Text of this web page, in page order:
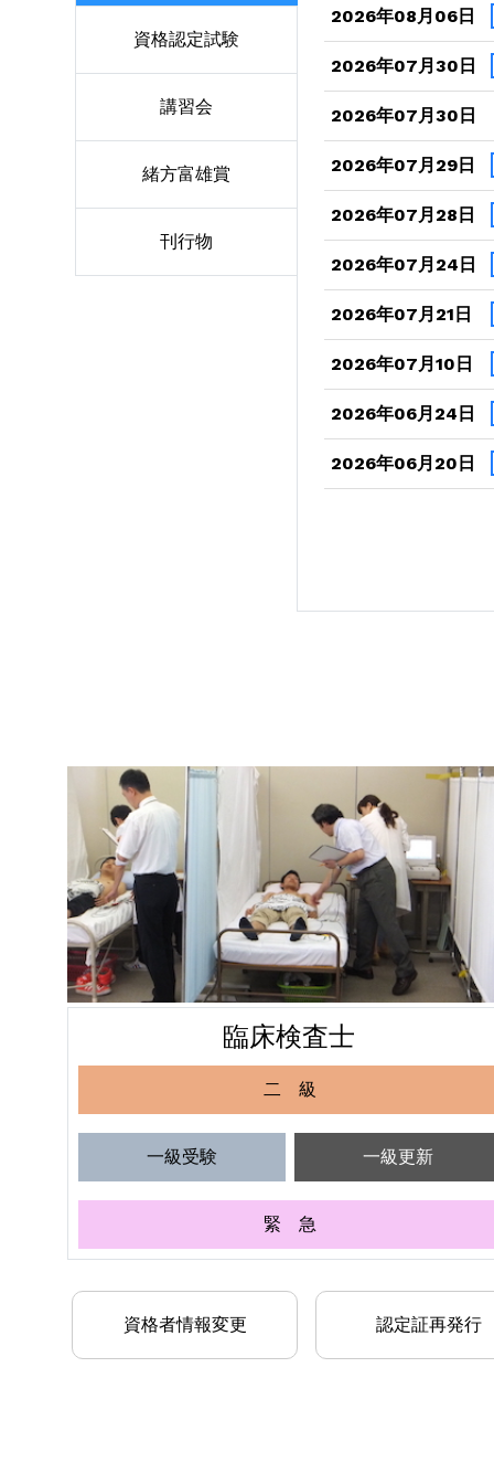
資格認定試験
講習会
緒方富雄賞
刊行物
2026年08月06日
2026年07月30日
2026年07月30日
2026年07月29日
2026年07月28日
2026年07月24日
2026年07月21日
2026年07月10日
2026年06月24日
2026年06月20日
臨床検査士
二 級
一級受験 一級更新
緊 急
資格者情報変更 認定証再発行